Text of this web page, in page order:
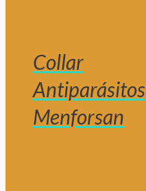
Collar
Antiparásitos
Menforsan